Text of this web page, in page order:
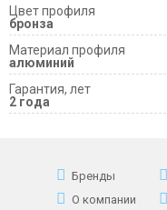
Цвет профиля
бронза
Материал профиля
алюминий
Гарантия, лет
2 года
Бренды
О компании